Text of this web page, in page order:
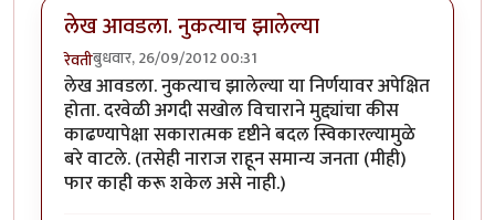
लेख आवडला. नुकत्याच झालेल्या
रेवतीबुधवार, 26/09/2012 00:31
लेख आवडला. नुकत्याच झालेल्या या निर्णयावर अपेक्षित
होता. दरवेळी अगदी सखोल विचाराने मुद्द्यांचा कीस
काढण्यापेक्षा सकारात्मक दृष्टीने बदल स्विकारल्यामुळे
बरे वाटले. (तसेही नाराज राहून समान्य जनता (मीही)
फार काही करू शकेल असे नाही.)